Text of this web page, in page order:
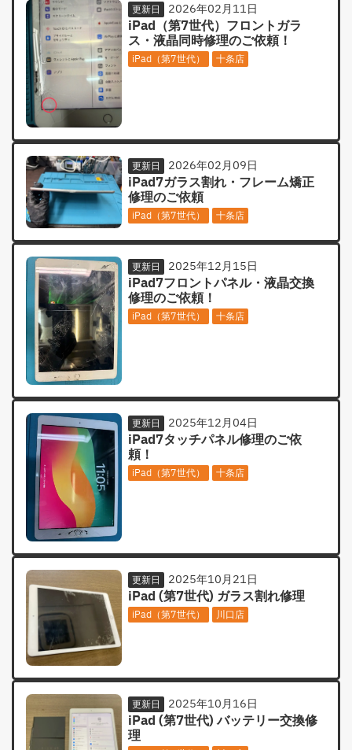
更新日 2026年02月11日
iPad（第7世代）フロントガラ
ス・液晶同時修理のご依頼！
iPad（第7世代） 十条店
更新日 2026年02月09日
iPad7ガラス割れ・フレーム矯正
修理のご依頼
iPad（第7世代） 十条店
更新日 2025年12月15日
iPad7フロントパネル・液晶交換
修理のご依頼！
iPad（第7世代） 十条店
更新日 2025年12月04日
iPad7タッチパネル修理のご依
頼！
iPad（第7世代） 十条店
更新日 2025年10月21日
iPad (第7世代) ガラス割れ修理
iPad（第7世代） 川口店
更新日 2025年10月16日
iPad (第7世代) バッテリー交換修
理